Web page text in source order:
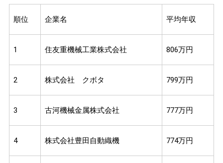
順位 企業名 平均年収
1 住友重機械工業株式会社 806万円
2 株式会社 クボタ 799万円
3 古河機械金属株式会社 777万円
4 株式会社豊田自動織機 774万円